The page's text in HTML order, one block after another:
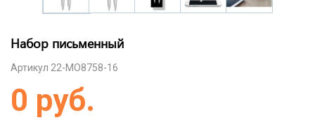
Набор письменный
Артикул 22-MO8758-16
0 руб.